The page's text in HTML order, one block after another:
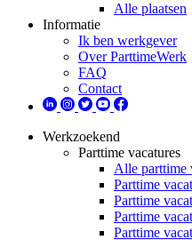
Alle plaatsen
Informatie
Ik ben werkgever
Over ParttimeWerk
FAQ
Contact
Werkzoekend
Parttime vacatures
Alle parttime
Parttime
Parttime
Parttime
Parttime